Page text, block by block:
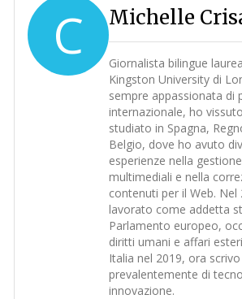
C Michelle
Giornalista bilingue
Kingston University di
sempre appassionata di
internazionale, ho
studiato in Spagna,
Belgio, dove ho avuto
esperienze nella
multimediali e nella
contenuti per il Web. Nel
lavorato come addetta
Parlamento europeo,
diritti umani e affari
Italia nel 2019, ora scrivo
prevalentemente di
innovazione.